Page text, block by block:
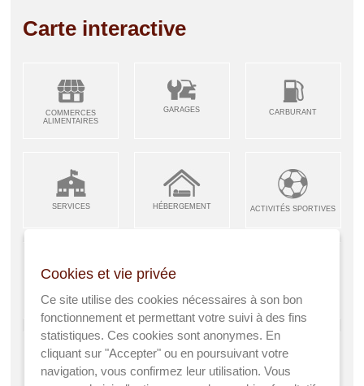
Carte interactive
COMMERCES
ALIMENTAIRES
GARAGES CARBURANT
SERVICES HÉBERGEMENT ACTIVITÉS SPORTIVES
ARTISANS &
INDUSTRIES
RESTAURANTS CAFÉS ENFANCE JEUNESSE
Cookies et vie privée
Ce site utilise des cookies nécessaires à son bon
fonctionnement et permettant votre suivi à des fins
statistiques. Ces cookies sont anonymes. En
cliquant sur "Accepter" ou en poursuivant votre
navigation, vous confirmez leur utilisation. Vous